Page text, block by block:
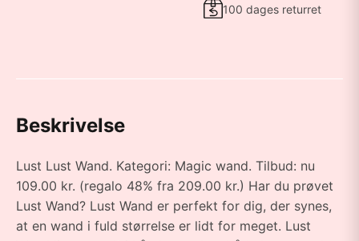
100 dages returret
Beskrivelse
Lust Lust Wand. Kategori: Magic wand. Tilbud: nu
109.00 kr. (regalo 48% fra 209.00 kr.) Har du prøvet
Lust Wand? Lust Wand er perfekt for dig, der synes,
at en wand i fuld størrelse er lidt for meget. Lust